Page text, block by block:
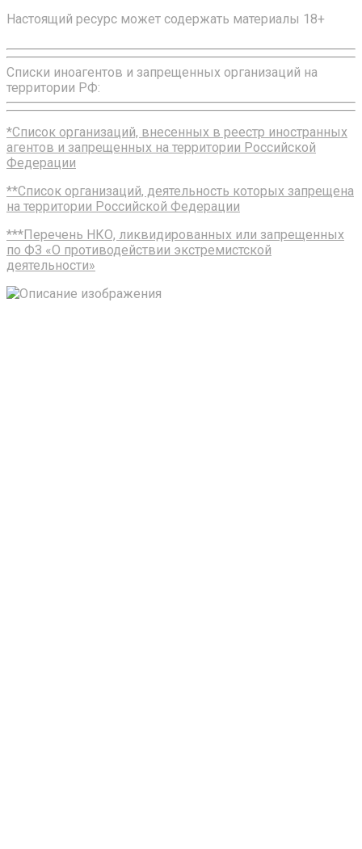
Настоящий ресурс может содержать материалы 18+
Списки иноагентов и запрещенных организаций на
территории РФ:
*Список организаций, внесенных в реестр иностранных
агентов и запрещенных на территории Российской
Федерации
**Список организаций, деятельность которых запрещена
на территории Российской Федерации
***Перечень НКО, ликвидированных или запрещенных
по ФЗ «О противодействии экстремистской
деятельности»